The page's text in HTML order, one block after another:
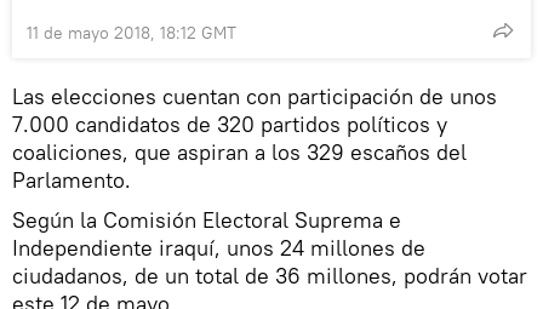
11 de mayo 2018, 18:12 GMT
Las elecciones cuentan con participación de unos
7.000 candidatos de 320 partidos políticos y
coaliciones, que aspiran a los 329 escaños del
Parlamento.
Según la Comisión Electoral Suprema e
Independiente iraquí, unos 24 millones de
ciudadanos, de un total de 36 millones, podrán votar
este 12 de mayo.